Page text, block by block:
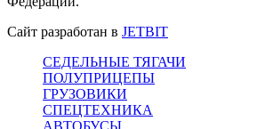
Сайт разработан в JETBIT
СЕДЕЛЬНЫЕ ТЯГАЧИ
ПОЛУПРИЦЕПЫ
ГРУЗОВИКИ
СПЕЦТЕХНИКА
АВТОБУСЫ